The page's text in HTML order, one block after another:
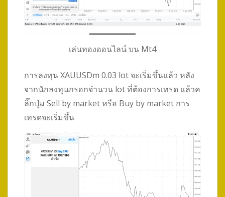
เล่นทองออนไลน์ บน Mt4
การลงทุน XAUUSDm 0.03 lot จะเริ่มขึ้นแล้ว หลัง
จากนักลงทุนกรอกจำนวน lot ที่ต้องการเทรด แล้วค
ลิ๊กปุ่ม Sell by market หรือ Buy by market การ
เทรดจะเริ่มขึ้น